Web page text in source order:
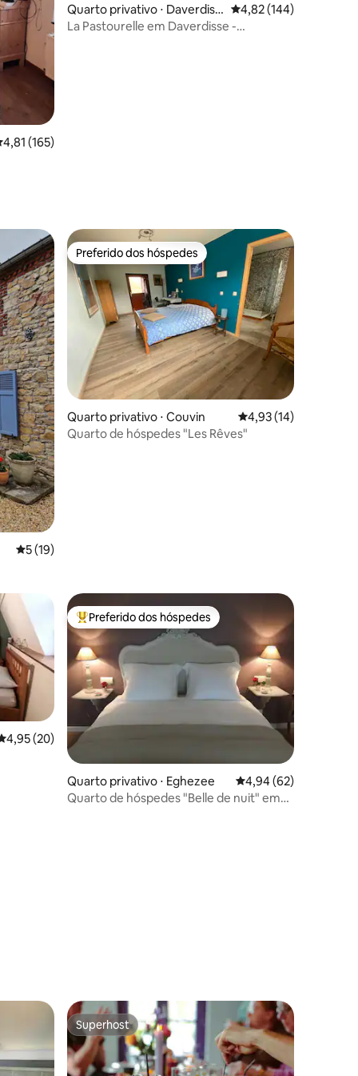
de uma avaliação média de 5, 165 avaliações
4,81 (165)
Quarto privativo ⋅ Daverdiss
e
4,82 de uma avaliação
4,82 (144)
La Pastourelle em Daverdisse -
hóspedes
5 de uma avaliação média de 5, 19 avaliações
5 (19)
Preferido dos hóspedes
Preferido dos hóspedes
Quarto privativo ⋅ Couvin 4,93 de uma
4,93 (14)
Quarto de hóspedes "Les Rêves"
hóspedes
de uma avaliação média de 5, 20 avaliações
4,95 (20)
Entre os melhores preferidos dos hóspedes
Preferido dos hóspedes
Quarto privativo ⋅ Eghezee 4,94 de uma
4,94 (62)
Quarto de hóspedes "Belle de nuit" em
Superhost
Superhost